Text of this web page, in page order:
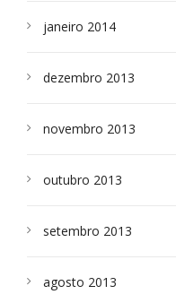
janeiro 2014
dezembro 2013
novembro 2013
outubro 2013
setembro 2013
agosto 2013